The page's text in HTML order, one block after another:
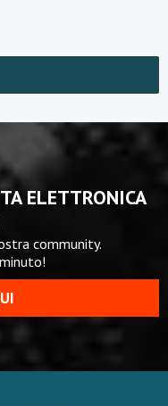
ELETTRONICA
community.